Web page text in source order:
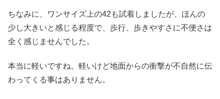
ちなみに、ワンサイズ上の42も試着しましたが、ほんの
少し大きいと感じる程度で、歩行、歩きやすさに不便さは
全く感じませんでした。
本当に軽いですね。軽いけど地面からの衝撃が不自然に伝
わってくる事はありません。